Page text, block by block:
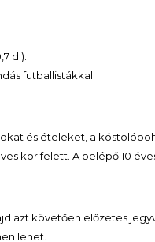
dl).
futballistákkal
és ételeket, a
kor felett. A belépő 10
azt követően előzetes
lehet.